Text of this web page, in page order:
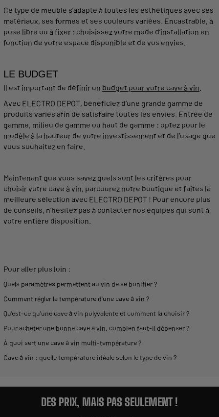
Ce type de meuble s’adapte à toutes les esthétiques avec ses
matériaux, ses formes et ses couleurs variées. Encastrable, à
pose libre ou à fixer : choisissez votre mode d’installation en
fonction de votre espace disponible et de vos envies.
LE BUDGET
Il est important de définir un budget pour votre cave à vin.
Avec ELECTRO DEPOT, bénéficiez d’une grande gamme de
produits variés afin de satisfaire toutes les envies. Entrée de
gamme, milieu de gamme ou haut de gamme : optez pour le
modèle à la hauteur de votre investissement et de l’usage que
vous souhaitez en faire.
Maintenant que vous savez quels sont les critères pour
choisir votre cave à vin, parcourez notre boutique et faites la
meilleure sélection avec ELECTRO DEPOT ! Pour encore plus
de conseils, n’hésitez pas à contacter nos équipes qui sont à
votre entière disposition.
Pour aller plus loin :
Quels paramètres permettent au vin de se bonifier ?
Comment régler la température d'une cave à vin ?
Qu'est-ce qu'une cave à vin polyvalente et comment la choisir ?
Pour acheter une bonne cave à vin, combien faut-il dépenser ?
À quoi sert une cave à vin multi-température ?
Cave à vin : quelle température idéale selon le type de vin ?
DES PRIX, MAIS PAS SEULEMENT !